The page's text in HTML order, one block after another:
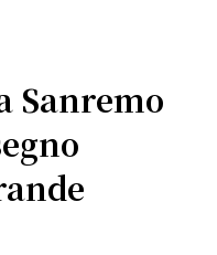
Sanremo